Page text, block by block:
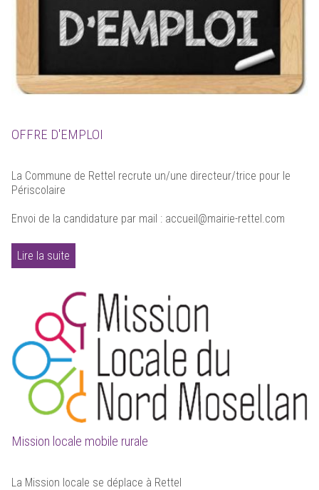
OFFRE D'EMPLOI
La Commune de Rettel recrute un/une directeur/trice pour le
Périscolaire
Envoi de la candidature par mail : accueil@mairie-rettel.com
Lire la suite
Mission locale mobile rurale
La Mission locale se déplace à Rettel